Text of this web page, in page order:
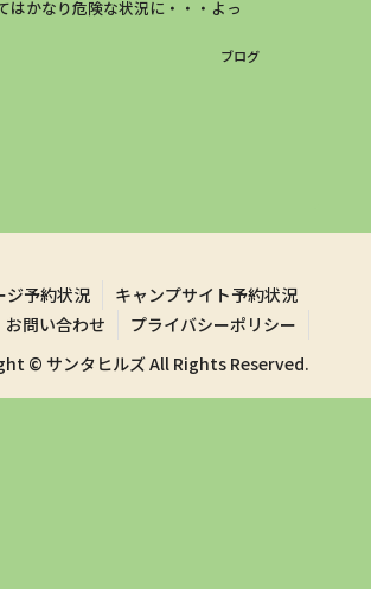
はかなり危険な状況に・・・よっ
ブログ
ジ予約状況
キャンプサイト予約状況
お問い合わせ
プライバシーポリシー
© サンタヒルズ All Rights Reserved.